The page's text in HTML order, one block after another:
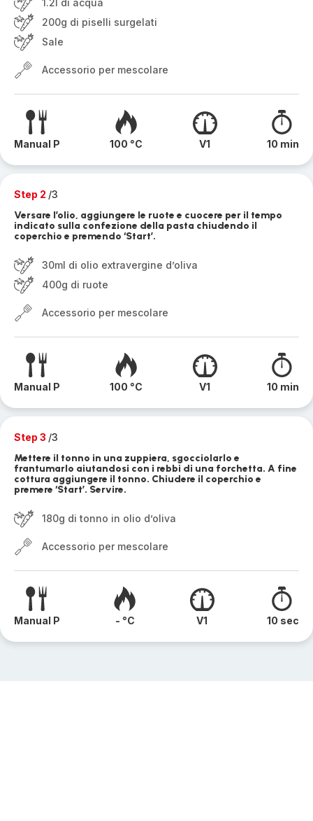
1.2l di acqua
200g di piselli surgelati
Sale
Accessorio per mescolare
Manual P 100 °C V1 10 min
Step 2 /3
Versare l’olio, aggiungere le ruote e cuocere per il tempo
indicato sulla confezione della pasta chiudendo il
coperchio e premendo ‘Start’.
30ml di olio extravergine d’oliva
400g di ruote
Accessorio per mescolare
Manual P 100 °C V1 10 min
Step 3 /3
Mettere il tonno in una zuppiera, sgocciolarlo e
frantumarlo aiutandosi con i rebbi di una forchetta. A fine
cottura aggiungere il tonno. Chiudere il coperchio e
premere ‘Start’. Servire.
180g di tonno in olio d’oliva
Accessorio per mescolare
Manual P - °C V1 10 sec